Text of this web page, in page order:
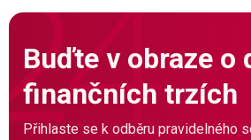
Buďte v obraze o
finančních trzích
Přihlaste se k odběru pravidelného